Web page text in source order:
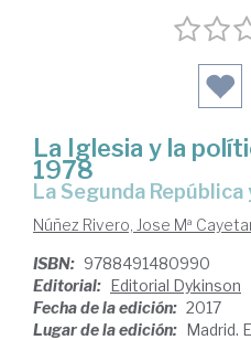
La Iglesia y la
1978
la Segunda
Núñez Rivero, Jose Mª
ISBN: 9788491480990
Editorial: Editorial Dykinson
Fecha de la edición: 2017
Lugar de la edición: Madrid.